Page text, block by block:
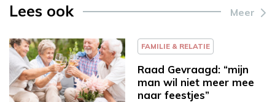
Lees ook Meer
FAMILIE & RELATIE
Raad Gevraagd: “mijn
man wil niet meer mee
naar feestjes”